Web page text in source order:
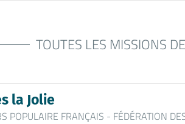
TOUTES LES MISSIONS
la Jolie
POPULAIRE FRANÇAIS - FÉDÉRATION